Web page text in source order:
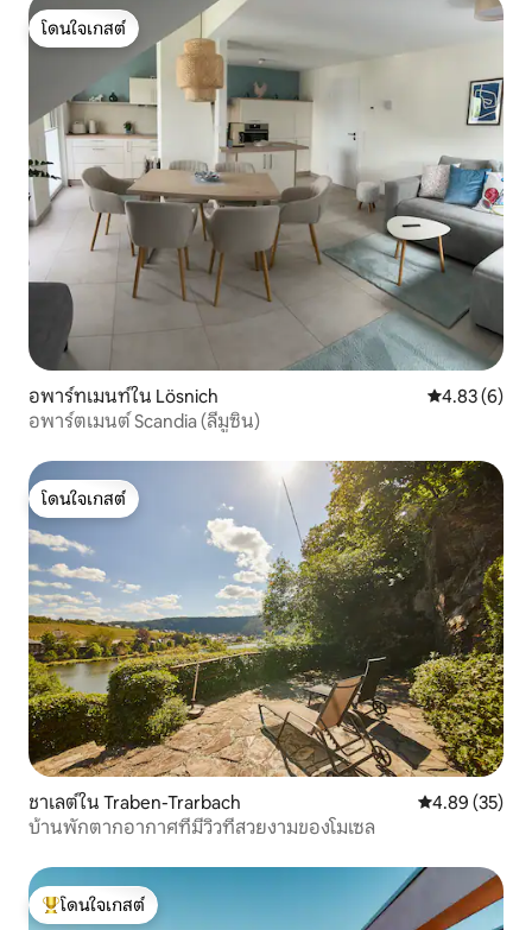
โดนใจเกสต์
โดนใจเกสต์
อพาร์ทเมนท์ใน Lösnich คะแนนเฉลี่ย
4.83 (6)
อพาร์ตเมนต์ Scandia (ลีมูซิน)
โดนใจเกสต์
โดนใจเกสต์
ชาเลต์ใน Traben-Trarbach คะแนนเฉลี่ย
4.89 (35)
บ้านพักตากอากาศที่มีวิวที่สวยงามของโมเซล
โดนใจเกสต์ที่สุด
โดนใจเกสต์